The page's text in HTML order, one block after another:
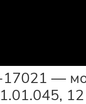
17021 —